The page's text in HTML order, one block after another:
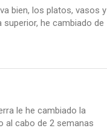
bien, los platos, vasos y
he cambiado de
le he cambiado la
al cabo de 2 semanas